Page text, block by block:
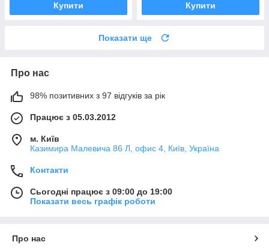
Купити Купити
Показати ще
Про нас
98% позитивних з 97 відгуків за рік
Працює з 05.03.2012
м. Київ
Казимира Малевича 86 Л, офис 4, Київ, Україна
Контакти
Сьогодні працює з 09:00 до 19:00
Показати весь графік роботи
Про нас